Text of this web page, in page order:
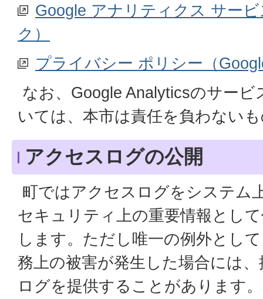
Google アナリティクス サー
ク）
プライバシー ポリシー（
なお、Google Analyticsのサー
いては、本市は責任を負わない
アクセスログの公開
町ではアクセスログをシステム
セキュリティ上の重要情報とし
します。ただし唯一の例外とし
務上の被害が発生した場合には
ログを提供することがあります。